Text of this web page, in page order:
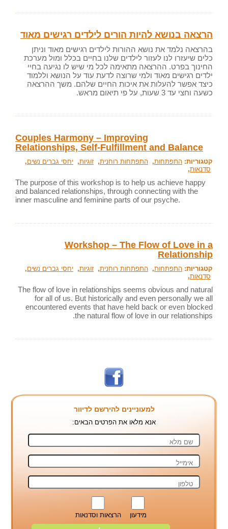
הרצאה בנושא להיות הורים לילדים רגישים מאוד
בהרצאה נלמד את נושא ההורות לילדים רגישים מאוד וניתן
כלים שיעזרו לנו לעזור לילדים שלנו בחיים בכלל ומול מערכת
החינוך בפרט. ההרצאה מתאימה לכל מי שיש לו נגיעה בחיי
ילדים רגישים מאוד ולמי שרוצה לדעת עוד על הנושא וללמוד
כיצד אפשר להעלות את איכות החיים שלהם. משך ההרצאה
כשעה וחצי עד 3 שעות, על פי תיאום מראש.
Couples Harmony – Improving
Relationships, Self-Fulfillment and Balance
קטגוריות: התפתחות, התפתחות רוחנית, זוגיות, יחסי גברים נשים,
סדנאות,
The purpose of this workshop is to help us achieve happy
and balanced relationships, through connecting with the
inner masculine and feminine parts of our psyche.
Workshop – The Flow of Love in a
Relationship
קטגוריות: התפתחות, התפתחות רוחנית, זוגיות, יחסי גברים נשים,
סדנאות,
The flow of love in relationships seems obvious and natural
for all of us. But historically and even personally we all
encountered events that have held back or even blocked
the natural flow of love in our relationships.
למעוניינים להירשם לדיוור
אנא מלאו את הפרטים הבאים:
מידעון הרצאות וסדנאות